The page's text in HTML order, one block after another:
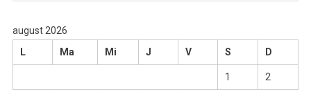
august 2026
L
Ma Mi J V S D
1 2